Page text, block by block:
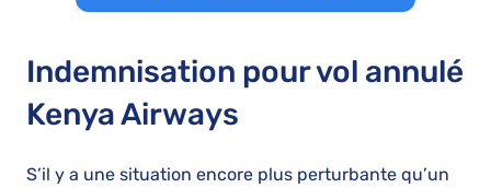
Indemnisation pour vol annulé
Kenya Airways
S’il y a une situation encore plus perturbante qu’un